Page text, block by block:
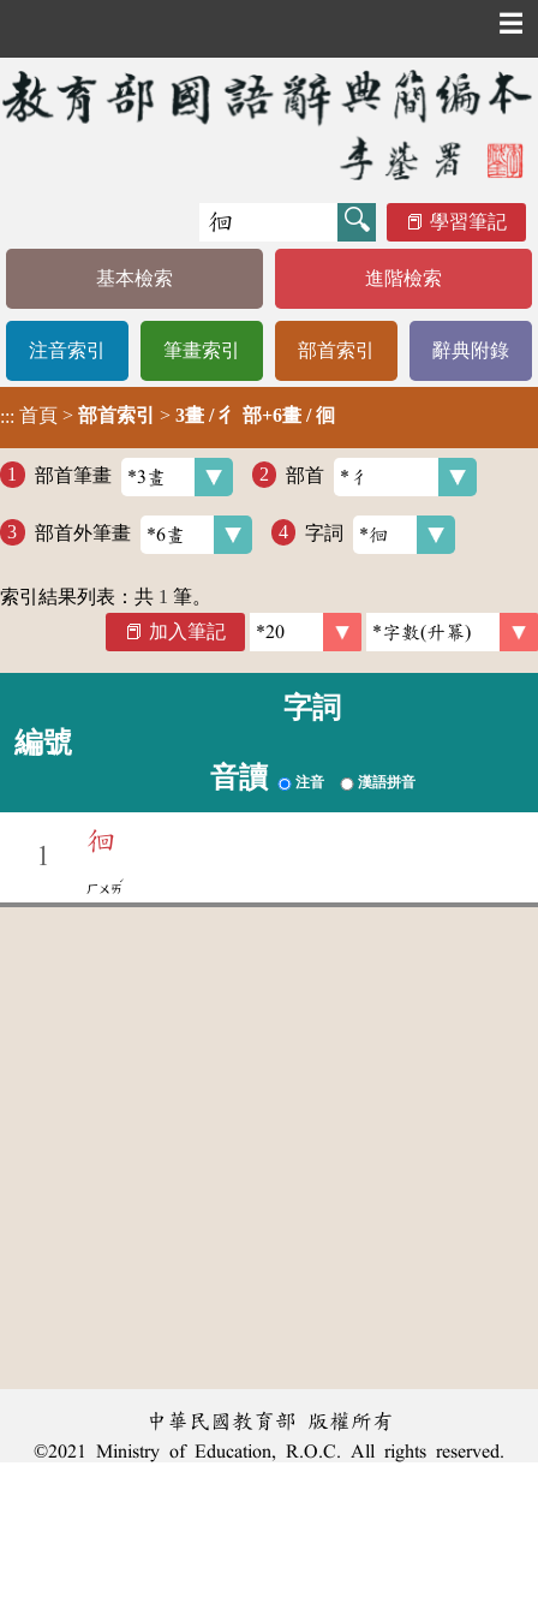
☰
學習筆記
基本檢索 進階檢索
注音索引 筆畫索引 部首索引 辭典附錄
::: 首頁 > 部首索引 > 3畫 / 彳 部+6畫 / 徊
部首筆畫 部首
部首外筆畫 字詞
索引結果列表：共 1 筆。
加入筆記
編號
字詞
音讀 注音 漢語拼音
1
徊
ㄏㄨㄞ
ˊ
中華民國教育部 版權所有
©2021 Ministry of Education, R.O.C. All rights reserved.